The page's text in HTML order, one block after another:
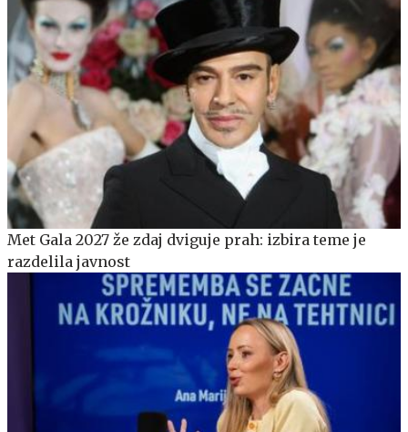
Met Gala 2027 že zdaj dviguje prah: izbira teme je
razdelila javnost